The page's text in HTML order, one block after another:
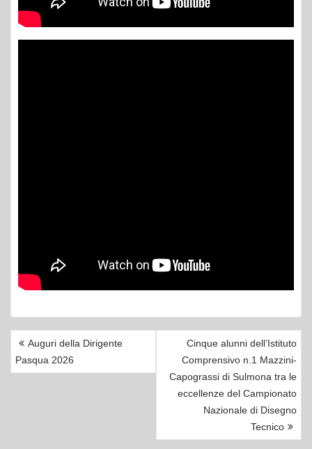
NAVIGAZIONE
ARTICOLI
Auguri della Dirigente
Pasqua 2026
Cinque alunni dell’Istituto
Comprensivo n.1 Mazzini-
Capograssi di Sulmona tra le
eccellenze del Campionato
Nazionale di Disegno
Tecnico